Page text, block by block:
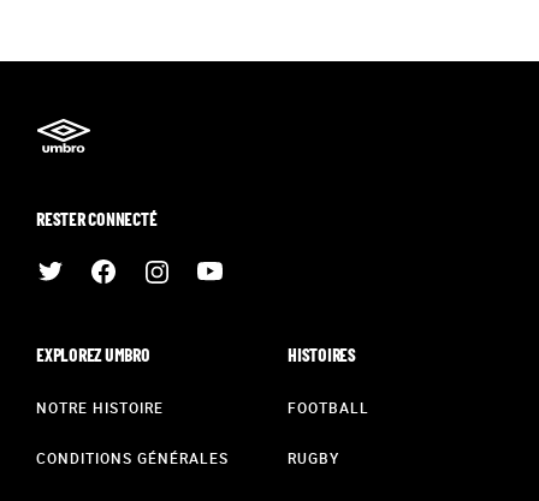
RESTER CONNECTÉ
EXPLOREZ UMBRO
NOTRE HISTOIRE
CONDITIONS GÉNÉRALES
HISTOIRES
FOOTBALL
RUGBY